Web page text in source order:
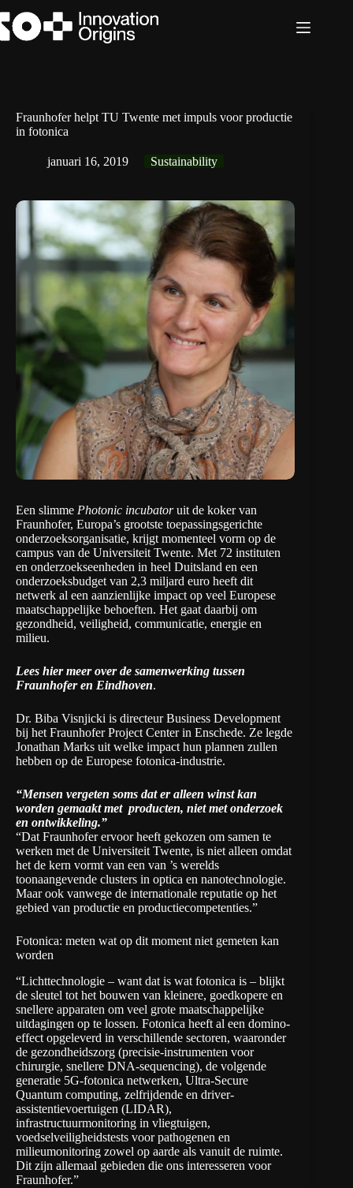
naar
de
Fraunhofer helpt TU Twente met impuls voor productie
in fotonica
januari 16, 2019 Sustainability
Een slimme Photonic incubatoruit de koker van
Fraunhofer, Europa’s grootste toepassingsgerichte
onderzoeksorganisatie, krijgt momenteel vorm op de
campus van de Universiteit Twente. Met 72 instituten
en onderzoekseenheden in heel Duitsland en een
onderzoeksbudget van 2,3 miljard euro heeft dit
netwerk al een aanzienlijke impact op veel Europese
maatschappelijke behoeften. Het gaat daarbij om
gezondheid, veiligheid, communicatie, energie en
milieu.
Lees hier meer over de samenwerking tussen
Fraunhofer en Eindhoven.
Dr. Biba Visnjicki is directeur Business Development
bij het Fraunhofer Project Centerin Enschede. Ze legde
Jonathan Marks uit welke impact hun plannen zullen
hebben op de Europese fotonica-industrie.
“Mensen vergeten soms dat er alleen winst kan
worden gemaakt met producten, niet met onderzoek
en ontwikkeling.”
“Dat Fraunhofer ervoor heeft gekozen om samen te
werken met de Universiteit Twente, is niet alleen omdat
het de kern vormt van een van ’s werelds
toonaangevende clusters in optica en nanotechnologie.
Maar ook vanwege de internationale reputatie op het
gebied van productie en productiecompetenties.”
Fotonica: meten wat op dit moment niet gemeten kan
worden
“Lichttechnologie – want dat is wat fotonica is – blijkt
de sleutel tot het bouwen van kleinere, goedkopere en
snellere apparaten om veel grote maatschappelijke
uitdagingen op te lossen. Fotonica heeft al een domino-
effect opgeleverd in verschillende sectoren, waaronder
de gezondheidszorg (precisie-instrumenten voor
chirurgie, snellere DNA-sequencing), de volgende
generatie 5G-fotonica netwerken, Ultra-Secure
Quantum computing, zelfrijdende en driver-
assistentievoertuigen (LIDAR),
infrastructuurmonitoring in vliegtuigen,
voedselveiligheidstests voor pathogenen en
milieumonitoring zowel op aarde als vanuit de ruimte.
Dit zijn allemaal gebieden die ons interesseren voor
Fraunhofer.”